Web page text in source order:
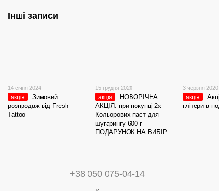
Інші записи
14 січня 2024
акція
Зимовий
розпродаж від Fresh
Tattoo
15 грудня 2020
акція
НОВОРІЧНА
АКЦІЯ: при покупці 2х
Кольорових паст для
шугарингу 600 г
ПОДАРУНОК НА ВИБІР
3 червня 2020
акція
глітери в
+38 050 075-04-14